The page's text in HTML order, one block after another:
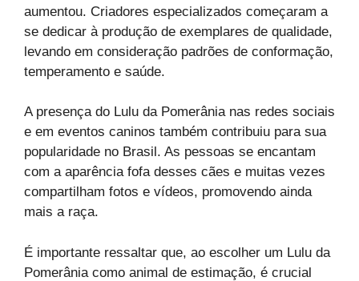
aumentou. Criadores especializados começaram a
se dedicar à produção de exemplares de qualidade,
levando em consideração padrões de conformação,
temperamento e saúde.
A presença do Lulu da Pomerânia nas redes sociais
e em eventos caninos também contribuiu para sua
popularidade no Brasil. As pessoas se encantam
com a aparência fofa desses cães e muitas vezes
compartilham fotos e vídeos, promovendo ainda
mais a raça.
É importante ressaltar que, ao escolher um Lulu da
Pomerânia como animal de estimação, é crucial